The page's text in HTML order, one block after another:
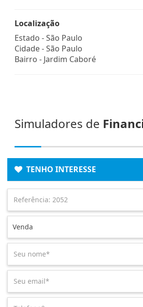
Localização
Estado -São Paulo
Cidade -São Paulo
Bairro - Jardim Caboré
Simuladores de
TENHO INTERESSE
Venda